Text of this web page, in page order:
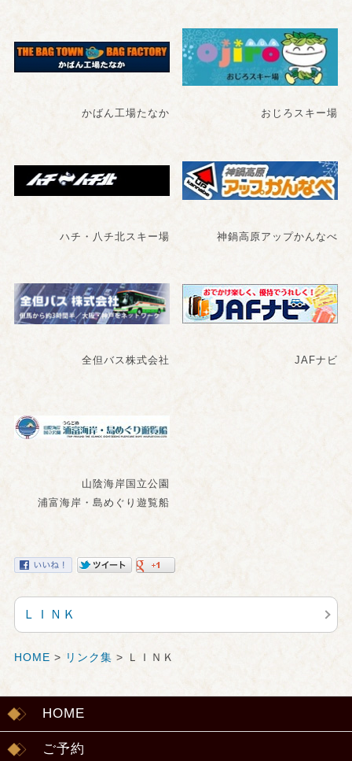
かばん工場たなか おじろスキー場
ハチ・八チ北スキー場 神鍋高原アップかんなべ
全但バス株式会社 JAFナビ
山陰海岸国立公園
浦富海岸・島めぐり遊覧船
ＬＩＮＫ
HOME > リンク集 > ＬＩＮＫ
HOME
ご予約